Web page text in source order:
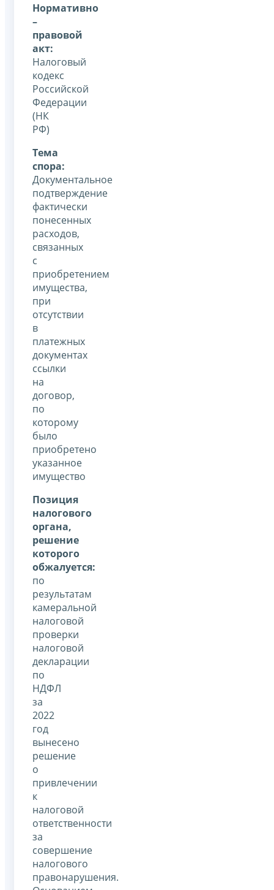
Нормативно
–
правовой
акт:
Налоговый
кодекс
Российской
Федерации
(НК
РФ)
Тема
спора:
Документальное
подтверждение
фактически
понесенных
расходов,
связанных
с
приобретением
имущества,
при
отсутствии
в
платежных
документах
ссылки
на
договор,
по
которому
было
приобретено
указанное
имущество
Позиция
налогового
органа,
решение
которого
обжалуется:
по
результатам
камеральной
налоговой
проверки
налоговой
декларации
по
НДФЛ
за
2022
год
вынесено
решение
о
привлечении
к
налоговой
ответственности
за
совершение
налогового
правонарушения.